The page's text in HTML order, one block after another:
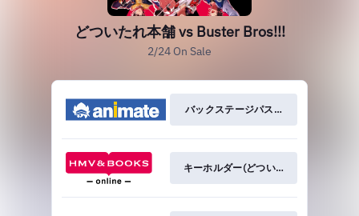
どついたれ本舗 vs Buster Bros!!!
2/24 On Sale
バックステージパス風ステッカー3枚
キーホルダー(どついたれ本舗 ver.)